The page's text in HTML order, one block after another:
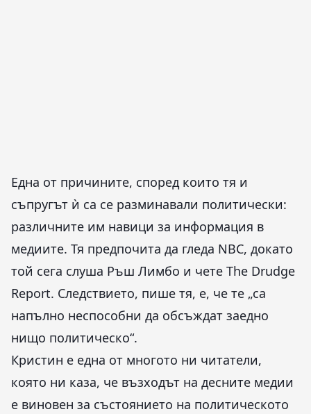
Една от причините, според които тя и
съпругът ѝ са се разминавали политически:
различните им навици за информация в
медиите. Тя предпочита да гледа NBC, докато
той сега слуша Ръш Лимбо и чете The Drudge
Report. Следствието, пише тя, е, че те „са
напълно неспособни да обсъждат заедно
нищо политическо“.
Кристин е една от многото ни читатели,
която ни каза, че възходът на десните медии
е виновен за състоянието на политическото